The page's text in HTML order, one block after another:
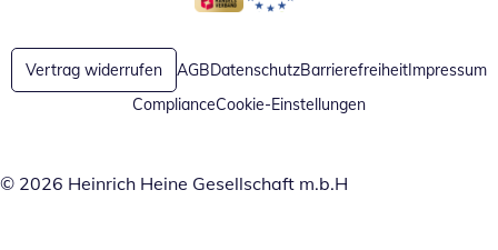
Öffnet in neuem Fenster
Öffnet in neuem Fenster
Vertrag widerrufen AGBDatenschutzBarrierefreiheitImpressum
ComplianceCookie-Einstellungen
© 2026 Heinrich Heine Gesellschaft m.b.H